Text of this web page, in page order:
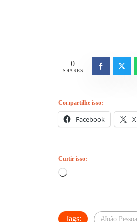
0
SHARES
Compartilhe isso:
Facebook X
Curtir isso:
Carregando...
Tags: #João Pessoa